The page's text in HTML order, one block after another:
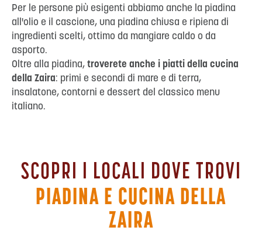
Per le persone più esigenti abbiamo anche la piadina
all'olio e il cascione, una piadina chiusa e ripiena di
ingredienti scelti, ottimo da mangiare caldo o da
asporto.
Oltre alla piadina, troverete anche i piatti della cucina
della Zaira: primi e secondi di mare e di terra,
insalatone, contorni e dessert del classico menu
italiano.
SCOPRI I LOCALI DOVE TROVI
PIADINA E CUCINA DELLA
ZAIRA